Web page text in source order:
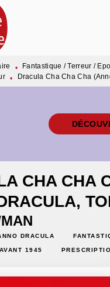
RECHERCHE
• Fantastique / Terreur /
• Dracula Cha Cha Cha
CHA CHA
DRACULA
1945